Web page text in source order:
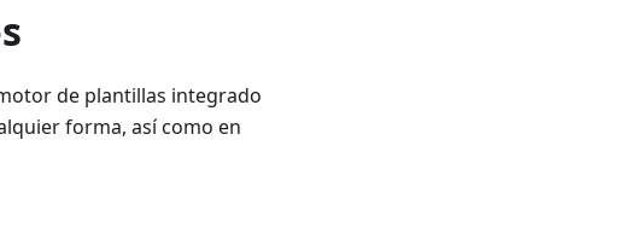
de plantillas integrado
forma, así como en